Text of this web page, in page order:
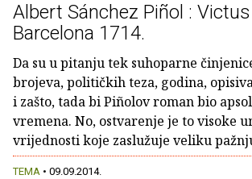
Albert Sánchez Piñol :
Barcelona 1714.
Da su u pitanju tek suhoparne
brojeva, političkih teza, godina,
i zašto, tada bi Piñolov roman bio
vremena. No, ostvarenje je to visoke
vrijednosti koje zaslužuje veliku
TEMA • 09.09.2014.